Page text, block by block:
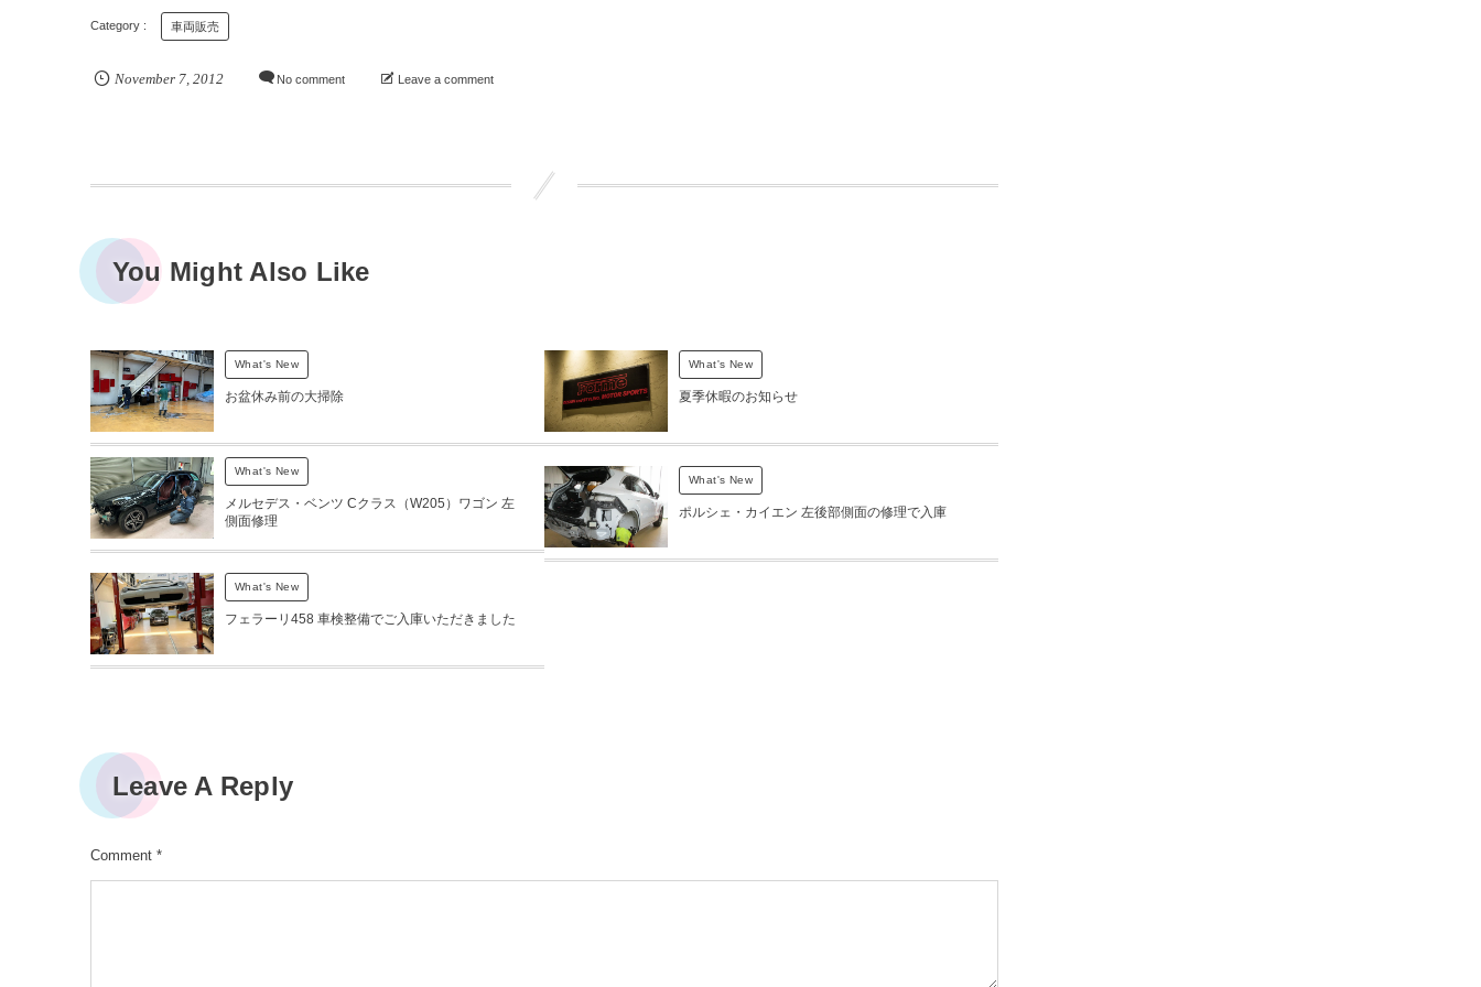
車両販売
November 7, 2012 No comment Leave a comment
You Might Also Like
What's New
お盆休み前の大掃除
What's New
夏季休暇のお知らせ
What's New
メルセデス・ベンツ Cクラス（W205）ワゴン 左
側面修理
What's New
ポルシェ・カイエン 左後部側面の修理で入庫
What's New
フェラーリ458 車検整備でご入庫いただきました
Leave A Reply
Comment *